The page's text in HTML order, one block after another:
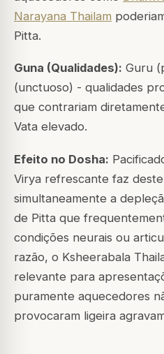
Narayana Thailam
Pitta.
Guna (Qualidades): Guru
(unctuoso) - qualidades
que contrariam
Vata elevado.
Efeito no Dosha:
Virya refrescante faz
simultaneamente a
de Pitta que
condições neurais ou
razão, o Ksheerabala
relevante para
puramente aquecedores
provocaram ligeira